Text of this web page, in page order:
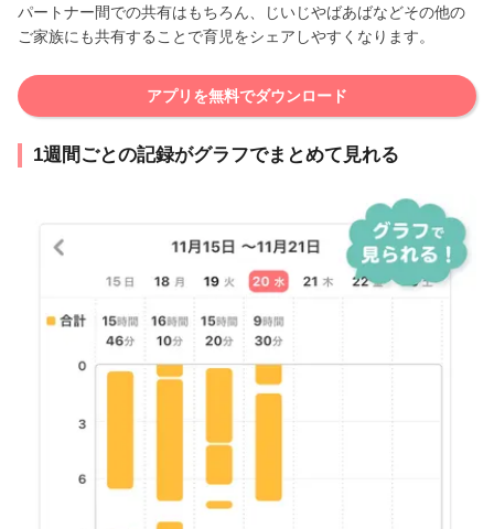
パートナー間での共有はもちろん、じいじやばあばなどその他の
ご家族にも共有することで育児をシェアしやすくなります。
アプリを無料でダウンロード
1週間ごとの記録がグラフでまとめて見れる